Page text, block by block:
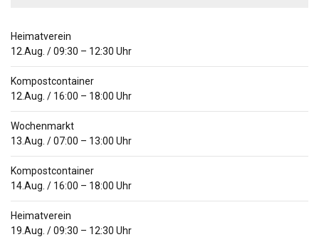
Heimatverein
12.Aug. /09:30 – 12:30 Uhr
Kompostcontainer
12.Aug. / 16:00 – 18:00 Uhr
Wochenmarkt
13.Aug. /07:00 – 13:00 Uhr
Kompostcontainer
14.Aug. / 16:00 – 18:00 Uhr
Heimatverein
19.Aug. /09:30 – 12:30 Uhr